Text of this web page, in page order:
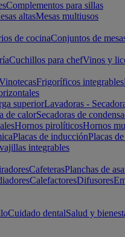
Complementos para sillas
altasMesas multiusos
de cocinaConjuntos de
Cuchillos para chefVinos y
Frigoríficos integrables
superiorLavadoras -
de calorSecadoras de
Hornos pirolíticosHornos
Placas de inducciónPlacas
integrables
CafeterasPlanchas de
CalefactoresDifusores
Cuidado dentalSalud y